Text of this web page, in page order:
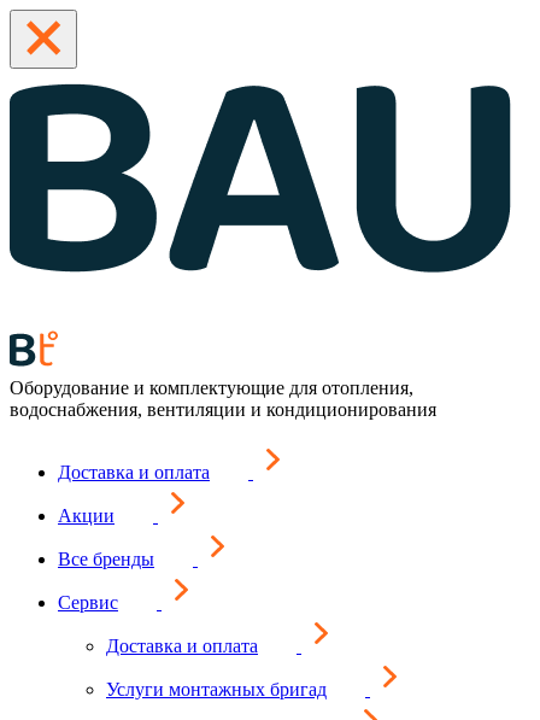
Оборудование и комплектующие для отопления,
водоснабжения, вентиляции и кондиционирования
Доставка и оплата
Акции
Все бренды
Сервис
Доставка и оплата
Услуги монтажных бригад